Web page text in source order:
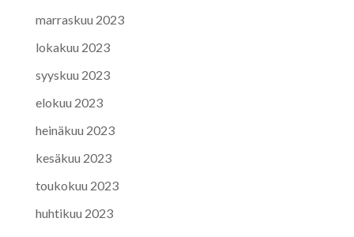
marraskuu 2023
lokakuu 2023
syyskuu 2023
elokuu 2023
heinäkuu 2023
kesäkuu 2023
toukokuu 2023
huhtikuu 2023